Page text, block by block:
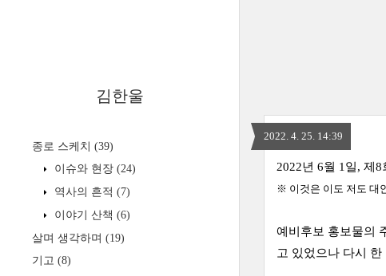
김한울
종로 스케치 (39)
이슈와 현장 (24)
역사의 흔적 (7)
이야기 산책 (6)
살며 생각하며 (19)
기고 (8)
2022. 4. 25. 14:39
2022년 6월 1일, 제
※ 이것은 이도 저도 대
예비후보 홍보물의
고 있었으나 다시